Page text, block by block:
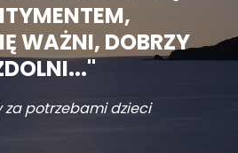
WAŻNI, DOBRZY
za potrzebami dzieci